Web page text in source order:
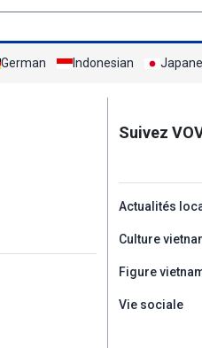
German Indonesian
Suivez
menu
Actualités
Culture
Figure
Vie sociale